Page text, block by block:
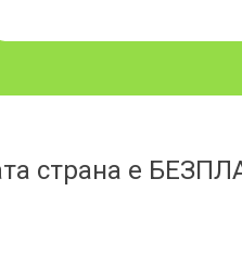
страна е